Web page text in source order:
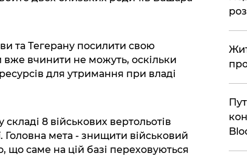
та Тегерану посилити свою
вже вчинити не можуть, оскільки
для утримання при владі
8 військових вертольотів
Головна мета - знищити військовий
саме на цій базі переховуються